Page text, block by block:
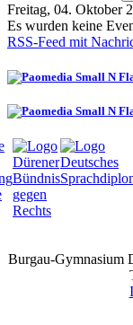
Freitag, 04. Oktober
Es wurden keine
RSS-Feed mit
Burgau-Gymnasium